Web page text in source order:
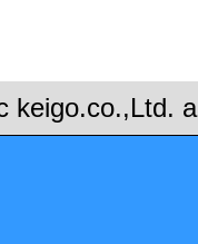
keigo.co.,Ltd.